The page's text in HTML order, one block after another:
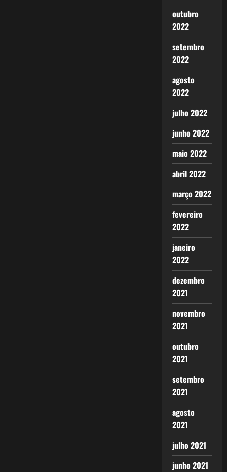
outubro
2022
setembro
2022
agosto
2022
julho 2022
junho 2022
maio 2022
abril 2022
março 2022
fevereiro
2022
janeiro
2022
dezembro
2021
novembro
2021
outubro
2021
setembro
2021
agosto
2021
julho 2021
junho 2021